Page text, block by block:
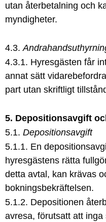
utan återbetalning och
myndigheter.
4.3.
4.3.1. Hyresgästen får
annat sätt
part utan skriftligt
5. Depositionsavgift
5.1. Depositionsavgift
5.1.1. En
hyresgästens rätta
detta avtal, kan krävas
bokningsbekräftelsen.
5.1.2. Depositionen
avresa, förutsatt att